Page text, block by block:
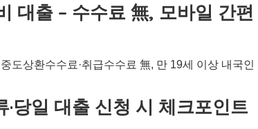
대출 – 수수료 無, 모바일 간편
도상환수수료·취급수수료 無, 만 19세 이상 내국인
·당일 대출 신청 시 체크포인트